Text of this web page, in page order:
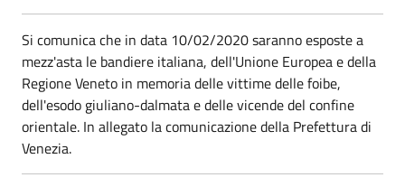
Si comunica che in data 10/02/2020 saranno esposte a
mezz'asta le bandiere italiana, dell'Unione Europea e della
Regione Veneto in memoria delle vittime delle foibe,
dell'esodo giuliano-dalmata e delle vicende del confine
orientale. In allegato la comunicazione della Prefettura di
Venezia.